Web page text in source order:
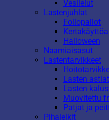
Vesilelut
Lastenjuhlat
Foliopallot
Halloween
Naamiaisasut
Lastentarvikkeet
Lasten astiat
Lasten
Muovitettu
Patjat ja
Pihaleikit